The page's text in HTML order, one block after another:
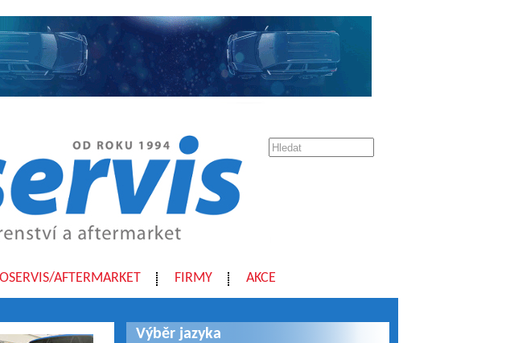
AFTERMARKET FIRMY AKCE
Výběr jazyka